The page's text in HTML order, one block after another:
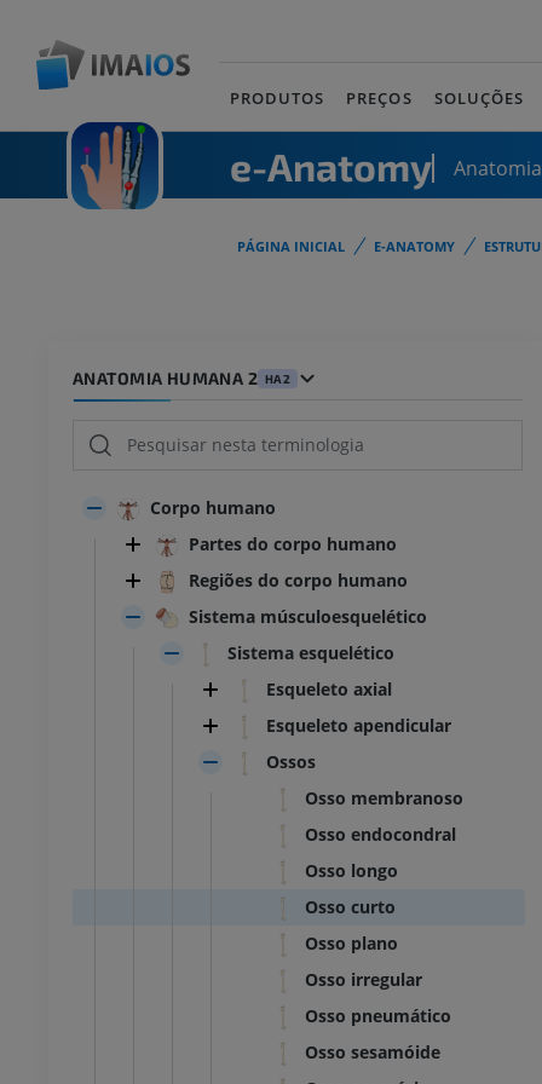
PRODUTOS PREÇOS SOLUÇÕES
e-Anatomy
PÁGINA INICIAL E-ANATOMY
ANATOMIA HUMANA 2 HA2
Corpo humano
Partes do corpo humano
Regiões do corpo humano
Sistema músculoesquelético
Sistema esquelético
Esqueleto axial
Esqueleto apendicular
Ossos
Osso membranoso
Osso endocondral
Osso longo
Osso curto
Osso plano
Osso irregular
Osso pneumático
Osso sesamóide